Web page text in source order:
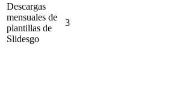
Descargas
mensuales de
plantillas de
Slidesgo
3